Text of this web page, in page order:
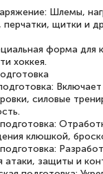
Шлемы,
перчатки, щитки и
форма для
хоккея.
Включает
силовые
клюшкой,
атаки, защиты и